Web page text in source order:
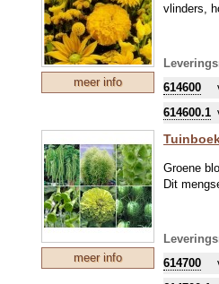
meer info
vlinders,
614600
614600.1
meer info
Groene
Dit
614700